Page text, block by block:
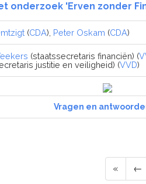
onderzoek 'Erven zonder
(CDA), Peter Oskam (CDA)
(staatssecretaris financiën) (
justitie en veiligheid) (VVD)
Vragen en
« ←